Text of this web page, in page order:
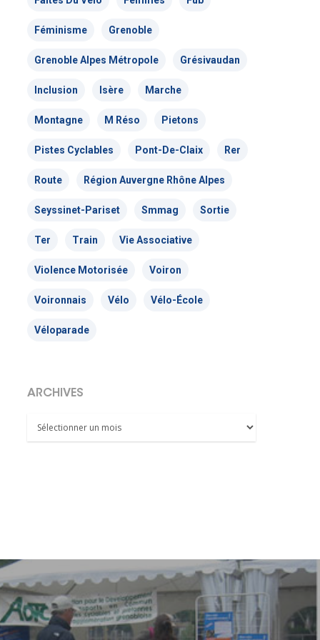
Féminisme Grenoble
Grenoble Alpes Métropole Grésivaudan
Inclusion Isère Marche
Montagne M Réso Pietons
Pistes Cyclables Pont-De-Claix Rer
Route Région Auvergne Rhône Alpes
Seyssinet-Pariset Smmag Sortie
Ter Train Vie Associative
Violence Motorisée Voiron
Voironnais Vélo Vélo-École
Véloparade
ARCHIVES
Archives